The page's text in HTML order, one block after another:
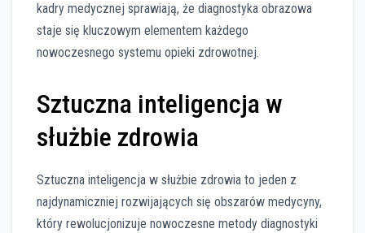
kadry medycznej sprawiają, że diagnostyka obrazowa
staje się kluczowym elementem każdego
nowoczesnego systemu opieki zdrowotnej.
Sztuczna inteligencja w
służbie zdrowia
Sztuczna inteligencja w służbie zdrowia to jeden z
najdynamiczniej rozwijających się obszarów medycyny,
który rewolucjonizuje nowoczesne metody diagnostyki